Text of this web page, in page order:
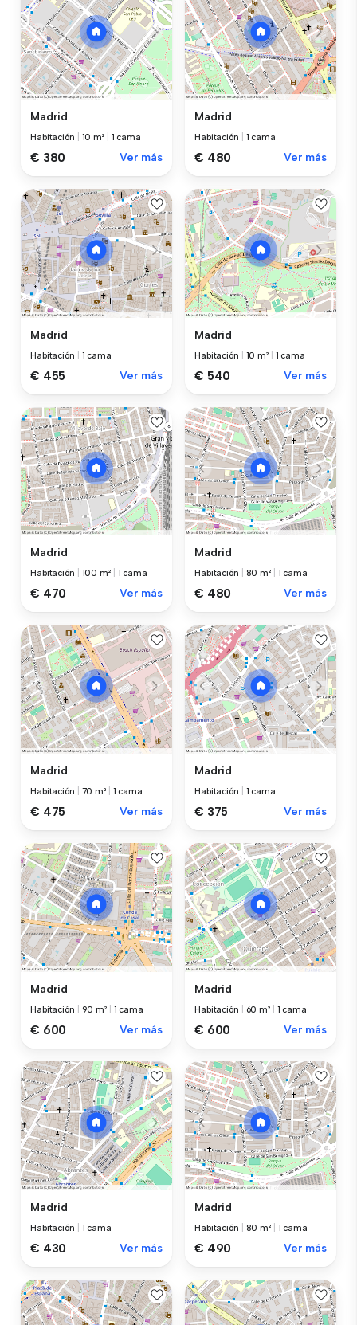
Madrid
Habitación 10 m² 1 cama
€ 380 Ver más
Madrid
Habitación 1 cama
€ 480 Ver más
Madrid
Habitación 1 cama
€ 455 Ver más
Madrid
Habitación 10 m² 1 cama
€ 540 Ver más
Madrid
Habitación 100 m² 1 cama
€ 470 Ver más
Madrid
Habitación 80 m² 1 cama
€ 480 Ver más
Madrid
Habitación 70 m² 1 cama
€ 475 Ver más
Madrid
Habitación 1 cama
€ 375 Ver más
Madrid
Habitación 90 m² 1 cama
€ 600 Ver más
Madrid
Habitación 60 m² 1 cama
€ 600 Ver más
Madrid
Habitación 1 cama
€ 430 Ver más
Madrid
Habitación 80 m² 1 cama
€ 490 Ver más